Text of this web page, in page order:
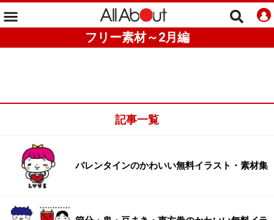
フリー素材～2月編
記事一覧
バレンタインのかわいい無料イラスト・素材集